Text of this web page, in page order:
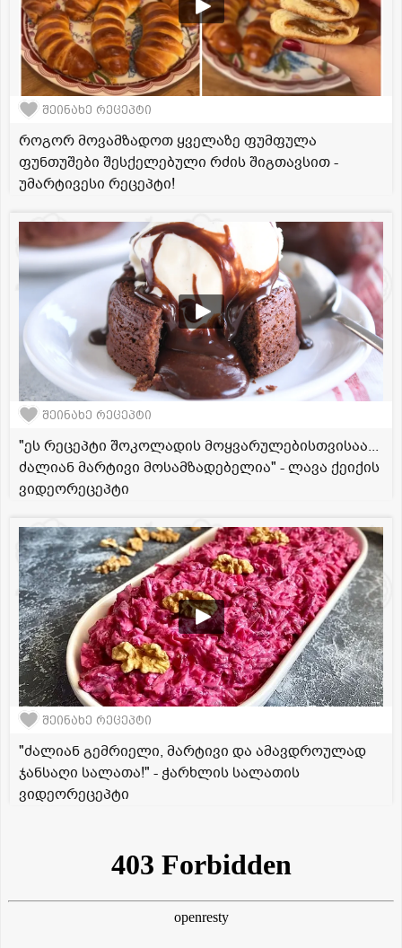
შეინახე რეცეპტი
როგორ მოვამზადოთ ყველაზე ფუმფულა
ფუნთუშები შესქელებული რძის შიგთავსით -
უმარტივესი რეცეპტი!
შეინახე რეცეპტი
"ეს რეცეპტი შოკოლადის მოყვარულებისთვისაა...
ძალიან მარტივი მოსამზადებელია" - ლავა ქეიქის
ვიდეორეცეპტი
შეინახე რეცეპტი
"ძალიან გემრიელი, მარტივი და ამავდროულად
ჯანსაღი სალათა!" - ჭარხლის სალათის
ვიდეორეცეპტი